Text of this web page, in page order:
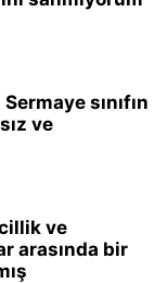
sınıfın
ve
ve
arasında bir